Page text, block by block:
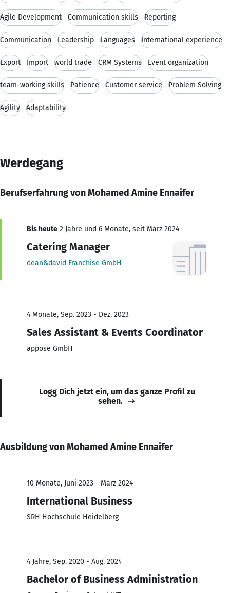
Agile Development Communication skills Reporting
Communication Leadership Languages International experience
Export Import world trade CRM Systems Event organization
team-working skills Patience Customer service Problem Solving
Agility Adaptability
Werdegang
Berufserfahrung von Mohamed Amine Ennaifer
Bis heute 2 Jahre und 6 Monate, seit März 2024
Catering Manager
dean&david Franchise GmbH
4 Monate, Sep. 2023 - Dez. 2023
Sales Assistant & Events Coordinator
appose GmbH
Logg Dich jetzt ein, um das ganze Profil zu
sehen.
Ausbildung von Mohamed Amine Ennaifer
10 Monate, Juni 2023 - März 2024
International Business
SRH Hochschule Heidelberg
4 Jahre, Sep. 2020 - Aug. 2024
Bachelor of Business Administration